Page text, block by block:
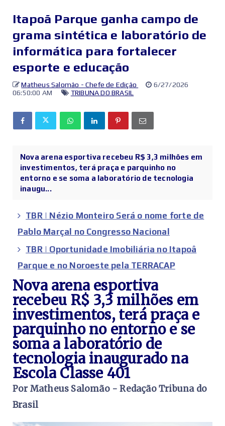
Itapoã Parque ganha campo de
grama sintética e laboratório de
informática para fortalecer
esporte e educação
Matheus Salomão - Chefe de Edição
6/27/2026
06:50:00 AM
TRIBUNA DO BRASIL
Nova arena esportiva recebeu R$ 3,3 milhões em
investimentos, terá praça e parquinho no
entorno e se soma a laboratório de tecnologia
inaugu...
TBR | Nézio Monteiro Será o nome forte de
Pablo Marçal no Congresso Nacional
TBR | Oportunidade Imobiliária no Itapoâ
Parque e no Noroeste pela TERRACAP
Nova arena esportiva
recebeu R$ 3,3 milhões em
investimentos, terá praça e
parquinho no entorno e se
soma a laboratório de
tecnologia inaugurado na
Escola Classe 401
Por Matheus Salomão - Redação Tribuna do
Brasil